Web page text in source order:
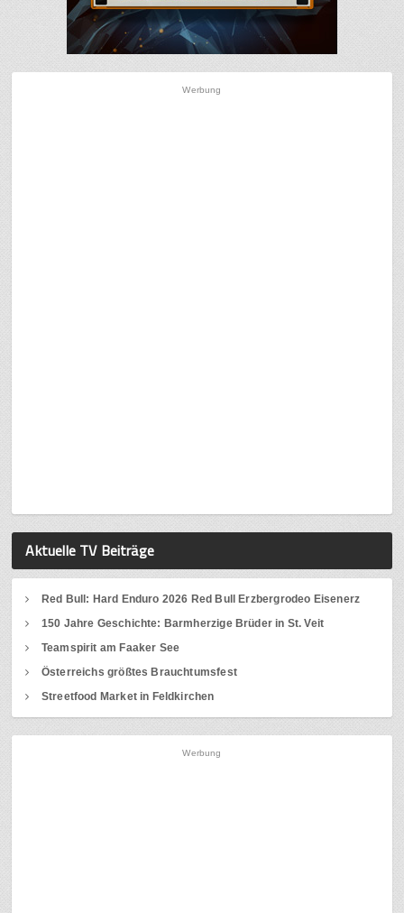
Werbung
Aktuelle TV Beiträge
Red Bull: Hard Enduro 2026 Red Bull Erzbergrodeo Eisenerz
150 Jahre Geschichte: Barmherzige Brüder in St. Veit
Teamspirit am Faaker See
Österreichs größtes Brauchtumsfest
Streetfood Market in Feldkirchen
Werbung